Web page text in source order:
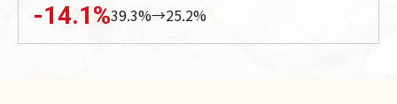
-14.1%39.3%→25.2%